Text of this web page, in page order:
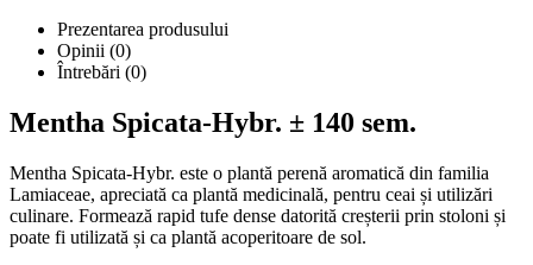
Prezentarea produsului
Opinii (0)
Întrebări (0)
Mentha Spicata-Hybr. ± 140 sem.
Mentha Spicata-Hybr. este o plantă perenă aromatică din familia
Lamiaceae, apreciată ca plantă medicinală, pentru ceai și utilizări
culinare. Formează rapid tufe dense datorită creșterii prin stoloni și
poate fi utilizată și ca plantă acoperitoare de sol.